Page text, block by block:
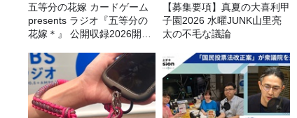
五等分の花嫁 カードゲーム
presents ラジオ『五等分の
花嫁＊』 公開収録2026開催
【募集要項】真夏の大喜利甲
子園2026 水曜JUNK山里亮
太の不毛な議論